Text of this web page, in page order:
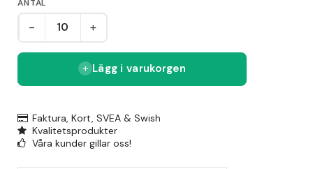
ANTAL
- +
Lägg i varukorgen
Faktura, Kort, SVEA & Swish
Kvalitetsprodukter
Våra kunder gillar oss!